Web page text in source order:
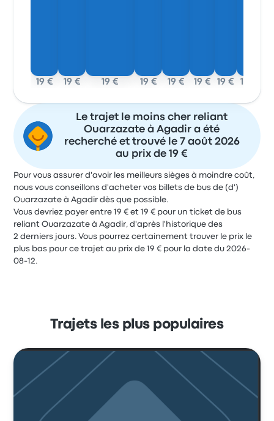
19 € 19 € 19 € 19 € 19 € 19 € 19 € 19 €
Le trajet le moins cher reliant
Ouarzazate à Agadir a été
recherché et trouvé le 7 août 2026
au prix de 19 €
Pour vous assurer d'avoir les meilleurs sièges à moindre coût,
nous vous conseillons d'acheter vos billets de bus de (d')
Ouarzazate à Agadir dès que possible.
Vous devriez payer entre 19 € et 19 € pour un ticket de bus
reliant Ouarzazate à Agadir, d'après l'historique des
2 derniers jours. Vous pourrez certainement trouver le prix le
plus bas pour ce trajet au prix de 19 € pour la date du 2026-
08-12.
Trajets les plus populaires